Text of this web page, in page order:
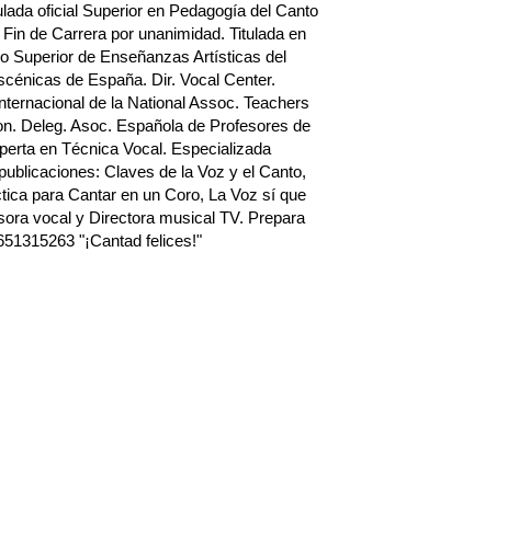
oficial Superior en Pedagogía del Canto
de Carrera por unanimidad. Titulada en
Superior de Enseñanzas Artísticas del
de España. Dir. Vocal Center.
de la National Assoc. Teachers
Deleg. Asoc. Española de Profesores de
en Técnica Vocal. Especializada
Claves de la Voz y el Canto,
para Cantar en un Coro, La Voz sí que
vocal y Directora musical TV. Prepara
"¡Cantad felices!"